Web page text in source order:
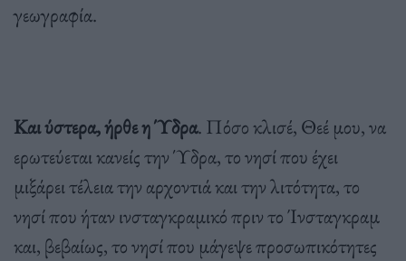
γεωγραφία.
Και ύστερα, ήρθε η Ύδρα. Πόσο κλισέ, Θεέ μου, να
ερωτεύεται κανείς την Ύδρα, το νησί που έχει
μιξάρει τέλεια την αρχοντιά και την λιτότητα, το
νησί που ήταν ινσταγκραμικό πριν το Ίνσταγκραμ
και, βεβαίως, το νησί που μάγεψε προσωπικότητες